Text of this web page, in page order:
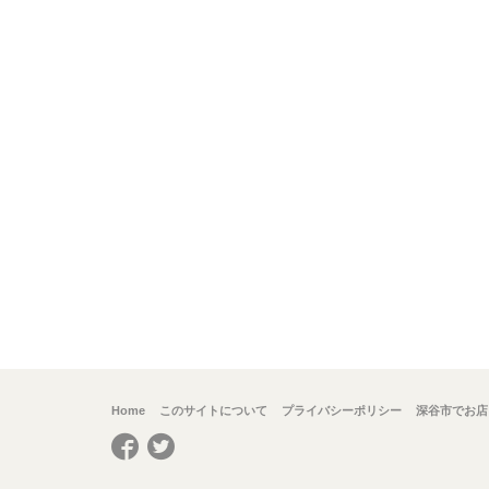
Home このサイトについて プライバシーポリシー 深谷市でお
Facebook
Twitter